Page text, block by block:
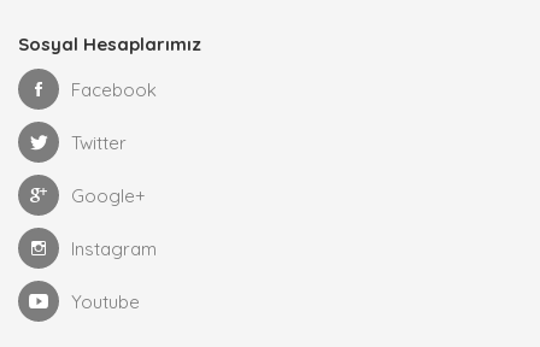
Sosyal Hesaplarımız
Facebook
Twitter
Google+
Instagram
Youtube